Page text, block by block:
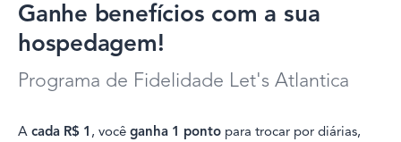
Ganhe benefícios com a sua
hospedagem!
Programa de Fidelidade Let's Atlantica
A cada R$ 1 , você ganha 1 ponto para trocar por diárias,